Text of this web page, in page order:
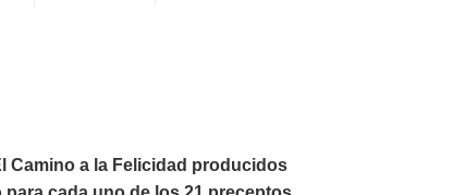
Camino a la Felicidad producidos